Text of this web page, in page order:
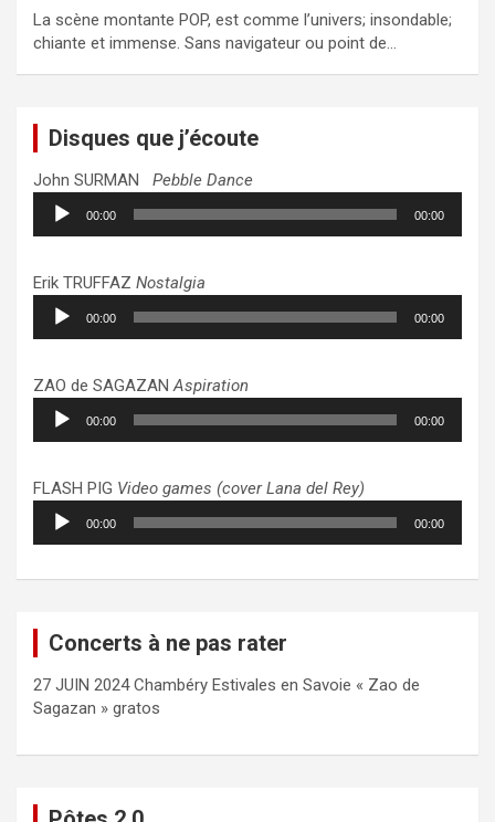
La scène montante POP, est comme l’univers; insondable;
chiante et immense. Sans navigateur ou point de…
Disques que j’écoute
John SURMAN Pebble Dance
Lecteur
audio
00:00 00:00
Erik TRUFFAZ Nostalgia
Lecteur
audio
00:00 00:00
ZAO de SAGAZANAspiration
Lecteur
audio
00:00 00:00
FLASH PIG Video games (cover Lana del Rey)
Lecteur
audio
00:00 00:00
Concerts à ne pas rater
27 JUIN 2024 Chambéry Estivales en Savoie « Zao de
Sagazan » gratos